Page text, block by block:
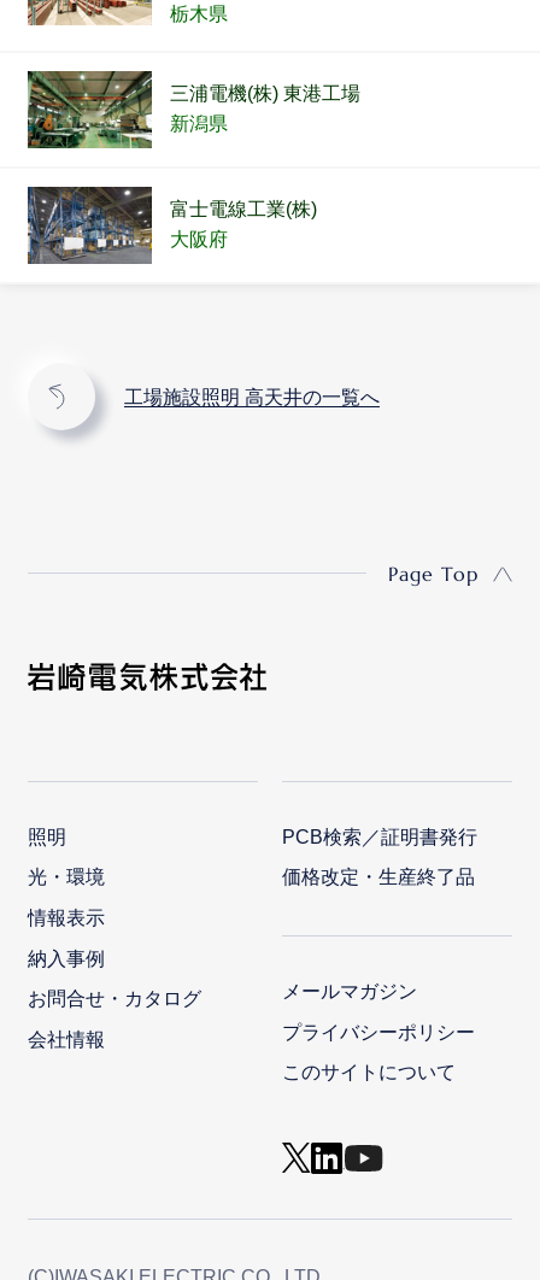
栃木県
三浦電機(株) 東港工場
新潟県
富士電線工業(株)
大阪府
工場施設照明 高天井の一覧へ
Page Top
照明
光・環境
情報表示
納入事例
お問合せ・カタログ
会社情報
PCB検索／証明書発行
価格改定・生産終了品
メールマガジン
プライバシーポリシー
このサイトについて